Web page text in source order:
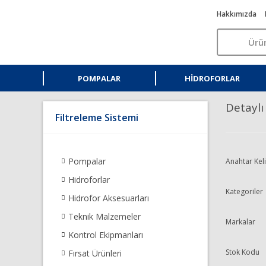
Hakkımızda
POMPALAR HIDROFORLAR
Filtreleme Sistemi
Pompalar
Hidroforlar
Hidrofor Aksesuarları
Teknik Malzemeler
Kontrol Ekipmanları
Fırsat Ürünleri
Anahtar
Kategoriler
Markalar
Stok Kodu